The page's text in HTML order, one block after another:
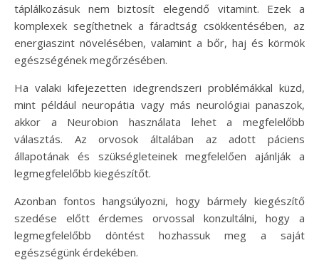
táplálkozásuk nem biztosít elegendő vitamint. Ezek a
komplexek segíthetnek a fáradtság csökkentésében, az
energiaszint növelésében, valamint a bőr, haj és körmök
egészségének megőrzésében.
Ha valaki kifejezetten idegrendszeri problémákkal küzd,
mint például neuropátia vagy más neurológiai panaszok,
akkor a Neurobion használata lehet a megfelelőbb
választás. Az orvosok általában az adott páciens
állapotának és szükségleteinek megfelelően ajánlják a
legmegfelelőbb kiegészítőt.
Azonban fontos hangsúlyozni, hogy bármely kiegészítő
szedése előtt érdemes orvossal konzultálni, hogy a
legmegfelelőbb döntést hozhassuk meg a saját
egészségünk érdekében.